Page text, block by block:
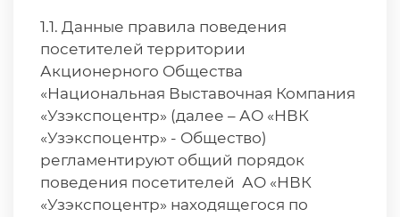
1.1. Данные правила поведения
посетителей территории
Акционерного Общества
«Национальная Выставочная Компания
«Узэкспоцентр» (далее – АО «НВК
«Узэкспоцентр» - Общество)
регламентируют общий порядок
поведения посетителей АО «НВК
«Узэкспоцентр» находящегося по